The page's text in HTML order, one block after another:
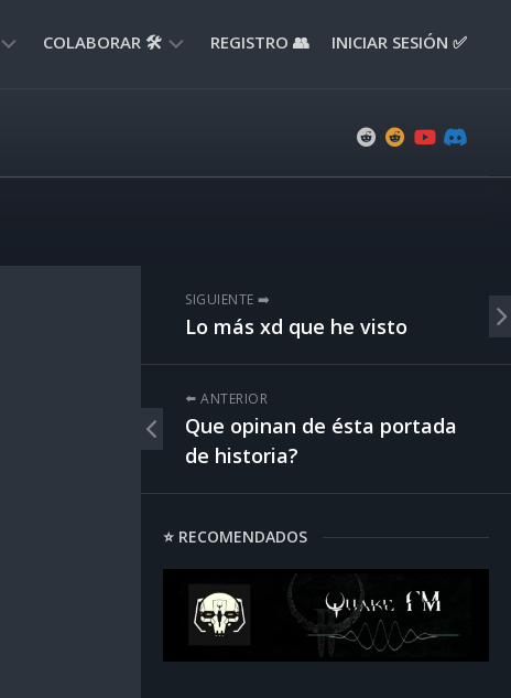
COLABORAR 🛠️ REGISTRO 👥 INICIAR SESIÓN ✅
SIGUIENTE ➡️
Lo más xd que he visto
⬅️ ANTERIOR
Que opinan de ésta portada
de historia?
⭐ RECOMENDADOS